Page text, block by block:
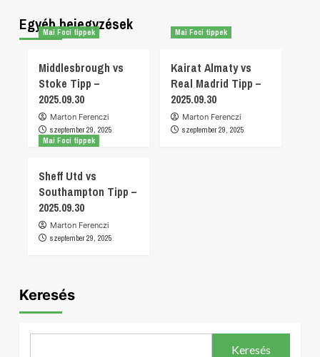
Egyéb bejegyzések
Mai Foci tippek
Middlesbrough vs
Stoke Tipp –
2025.09.30
Marton Ferenczi
szeptember 29, 2025
Mai Foci tippek
Kairat Almaty vs
Real Madrid Tipp –
2025.09.30
Marton Ferenczi
szeptember 29, 2025
Mai Foci tippek
Sheff Utd vs
Southampton Tipp –
2025.09.30
Marton Ferenczi
szeptember 29, 2025
Keresés
Keresés